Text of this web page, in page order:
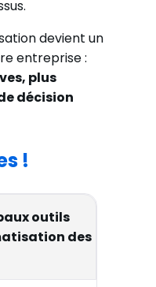
devient un
entreprise :
plus
décision
!
outils
des